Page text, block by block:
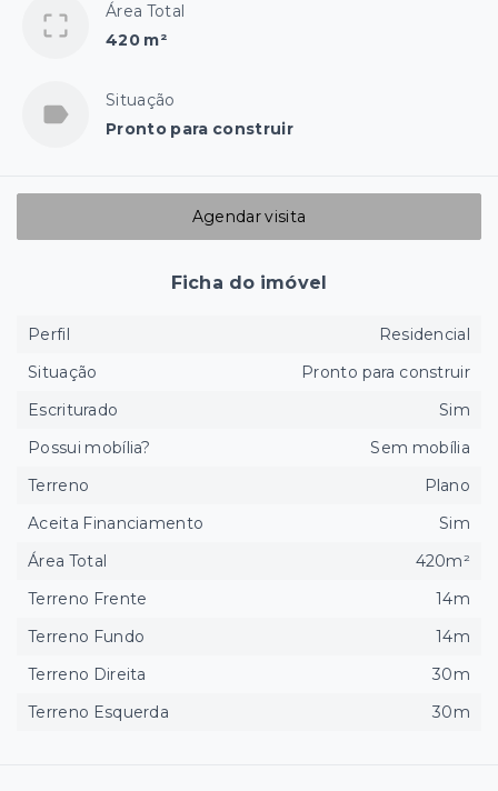
Área Total
420 m²
Situação
Pronto para construir
Agendar visita
Ficha do imóvel
Perfil
Residencial
Situação
Pronto para construir
Escriturado
Sim
Possui mobília?
Sem mobília
Terreno
Plano
Aceita Financiamento
Sim
Área Total
420m²
Terreno Frente
14m
Terreno Fundo
14m
Terreno Direita
30m
Terreno Esquerda
30m